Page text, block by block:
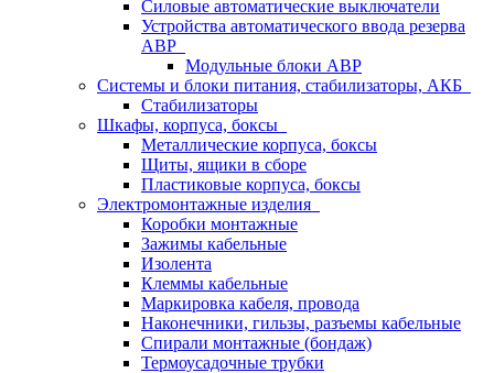
Силовые автоматические выключатели
Устройства автоматического ввода резерва
АВР
Модульные блоки АВР
Системы и блоки питания, стабилизаторы, АКБ
Стабилизаторы
Шкафы, корпуса, боксы
Металлические корпуса, боксы
Щиты, ящики в сборе
Пластиковые корпуса, боксы
Электромонтажные изделия
Коробки монтажные
Зажимы кабельные
Изолента
Клеммы кабельные
Маркировка кабеля, провода
Наконечники, гильзы, разъемы кабельные
Спирали монтажные (бондаж)
Термоусадочные трубки